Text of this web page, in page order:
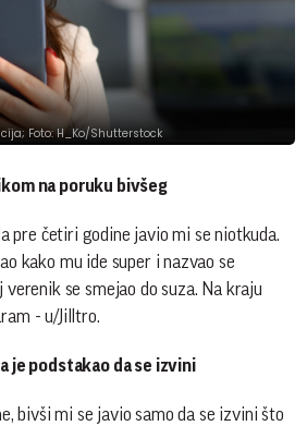
Foto: H_Ko/Shutterstock
na poruku bivšeg
pre četiri godine javio mi se niotkuda.
kako mu ide super i nazvao se
verenik se smejao do suza. Na kraju
- u/Jilltro.
je podstakao da se izvini
bivši mi se javio samo da se izvini što